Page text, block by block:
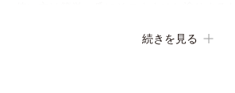
続きを見る